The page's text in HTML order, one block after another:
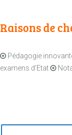
Raisons de
Pédagogie
examens d’Etat